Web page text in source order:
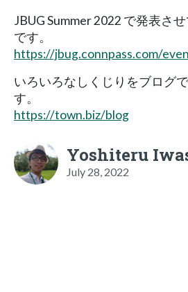
JBUG Summer 2022 で発表さ
です。
https://jbug.connpass.com/
いろいろなしくじりをブログ
す。
https://town.biz/blog
Yoshiteru
July 28, 2022